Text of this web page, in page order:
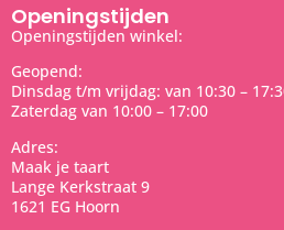
Openingstijden
Openingstijden winkel:
Geopend:
Dinsdag t/m vrijdag: van 10:30 –
Zaterdag van 10:00 – 17:00
Adres:
Maak je taart
Lange Kerkstraat 9
1621 EG Hoorn